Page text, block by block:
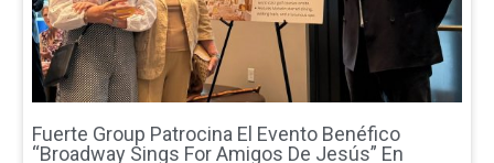
Fuerte Group Patrocina El Evento Benéfico
“Broadway Sings For Amigos De Jesús” En